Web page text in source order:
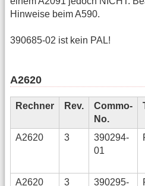
Hinweise beim A590.
390685-02 ist kein PAL!
A2620
Rechner Rev.
Commo-
No.
A2620 3
390294-
01
A2620 3 390295-